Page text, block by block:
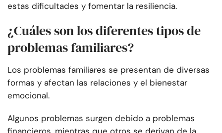
estas dificultades y fomentar la resiliencia.
¿Cuáles son los diferentes tipos de
problemas familiares?
Los problemas familiares se presentan de diversas
formas y afectan las relaciones y el bienestar
emocional.
Algunos problemas surgen debido a problemas